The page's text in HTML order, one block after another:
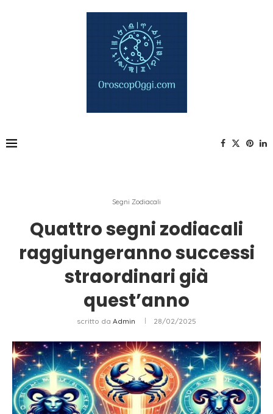
Segni Zodiacali
Quattro segni zodiacali
raggiungeranno successi
straordinari già
quest’anno
scritto da Admin 28/02/2025